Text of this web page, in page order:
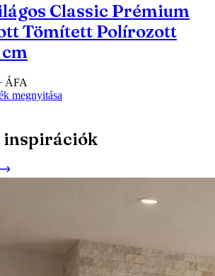
Classic Prémium
Tömített Polírozott
cm
ÁFA
megnyitása
inspirációk